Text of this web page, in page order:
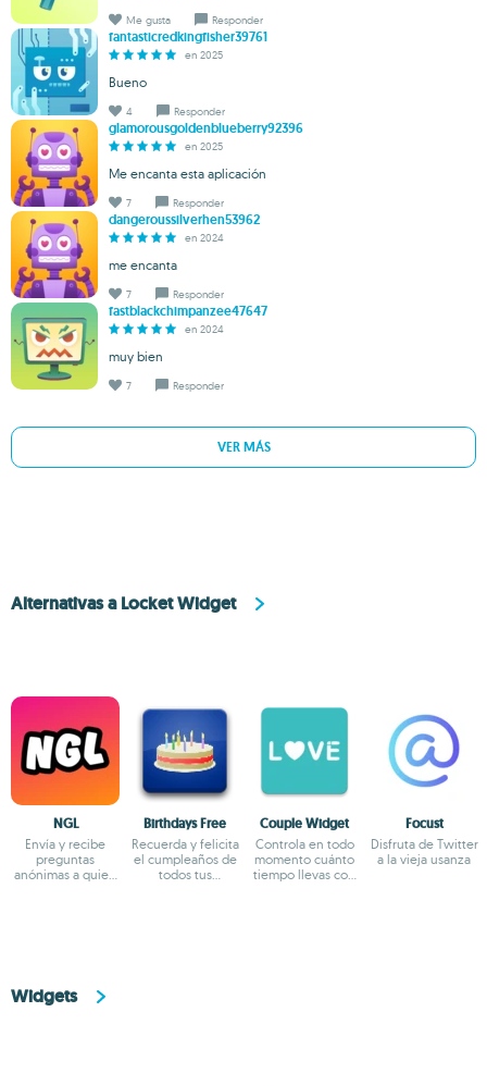
Me gusta Responder
fantasticredkingfisher39761
en 2025
Bueno
4 Responder
glamorousgoldenblueberry92396
en 2025
Me encanta esta aplicación
7 Responder
dangeroussilverhen53962
en 2024
me encanta
7 Responder
fastblackchimpanzee47647
en 2024
muy bien
7 Responder
VER MÁS
Alternativas a Locket Widget
NGL
Envía y recibe
preguntas
anónimas a quien
Birthdays Free
Recuerda y felicita
el cumpleaños de
todos tus
Couple Widget
Controla en todo
momento cuánto
tiempo llevas con
Focust
Disfruta de Twitter
a la vieja usanza
Widgets